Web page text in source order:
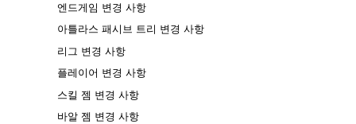
엔드게임 변경 사항
아틀라스 패시브 트리 변경 사항
리그 변경 사항
플레이어 변경 사항
스킬 젬 변경 사항
바알 젬 변경 사항